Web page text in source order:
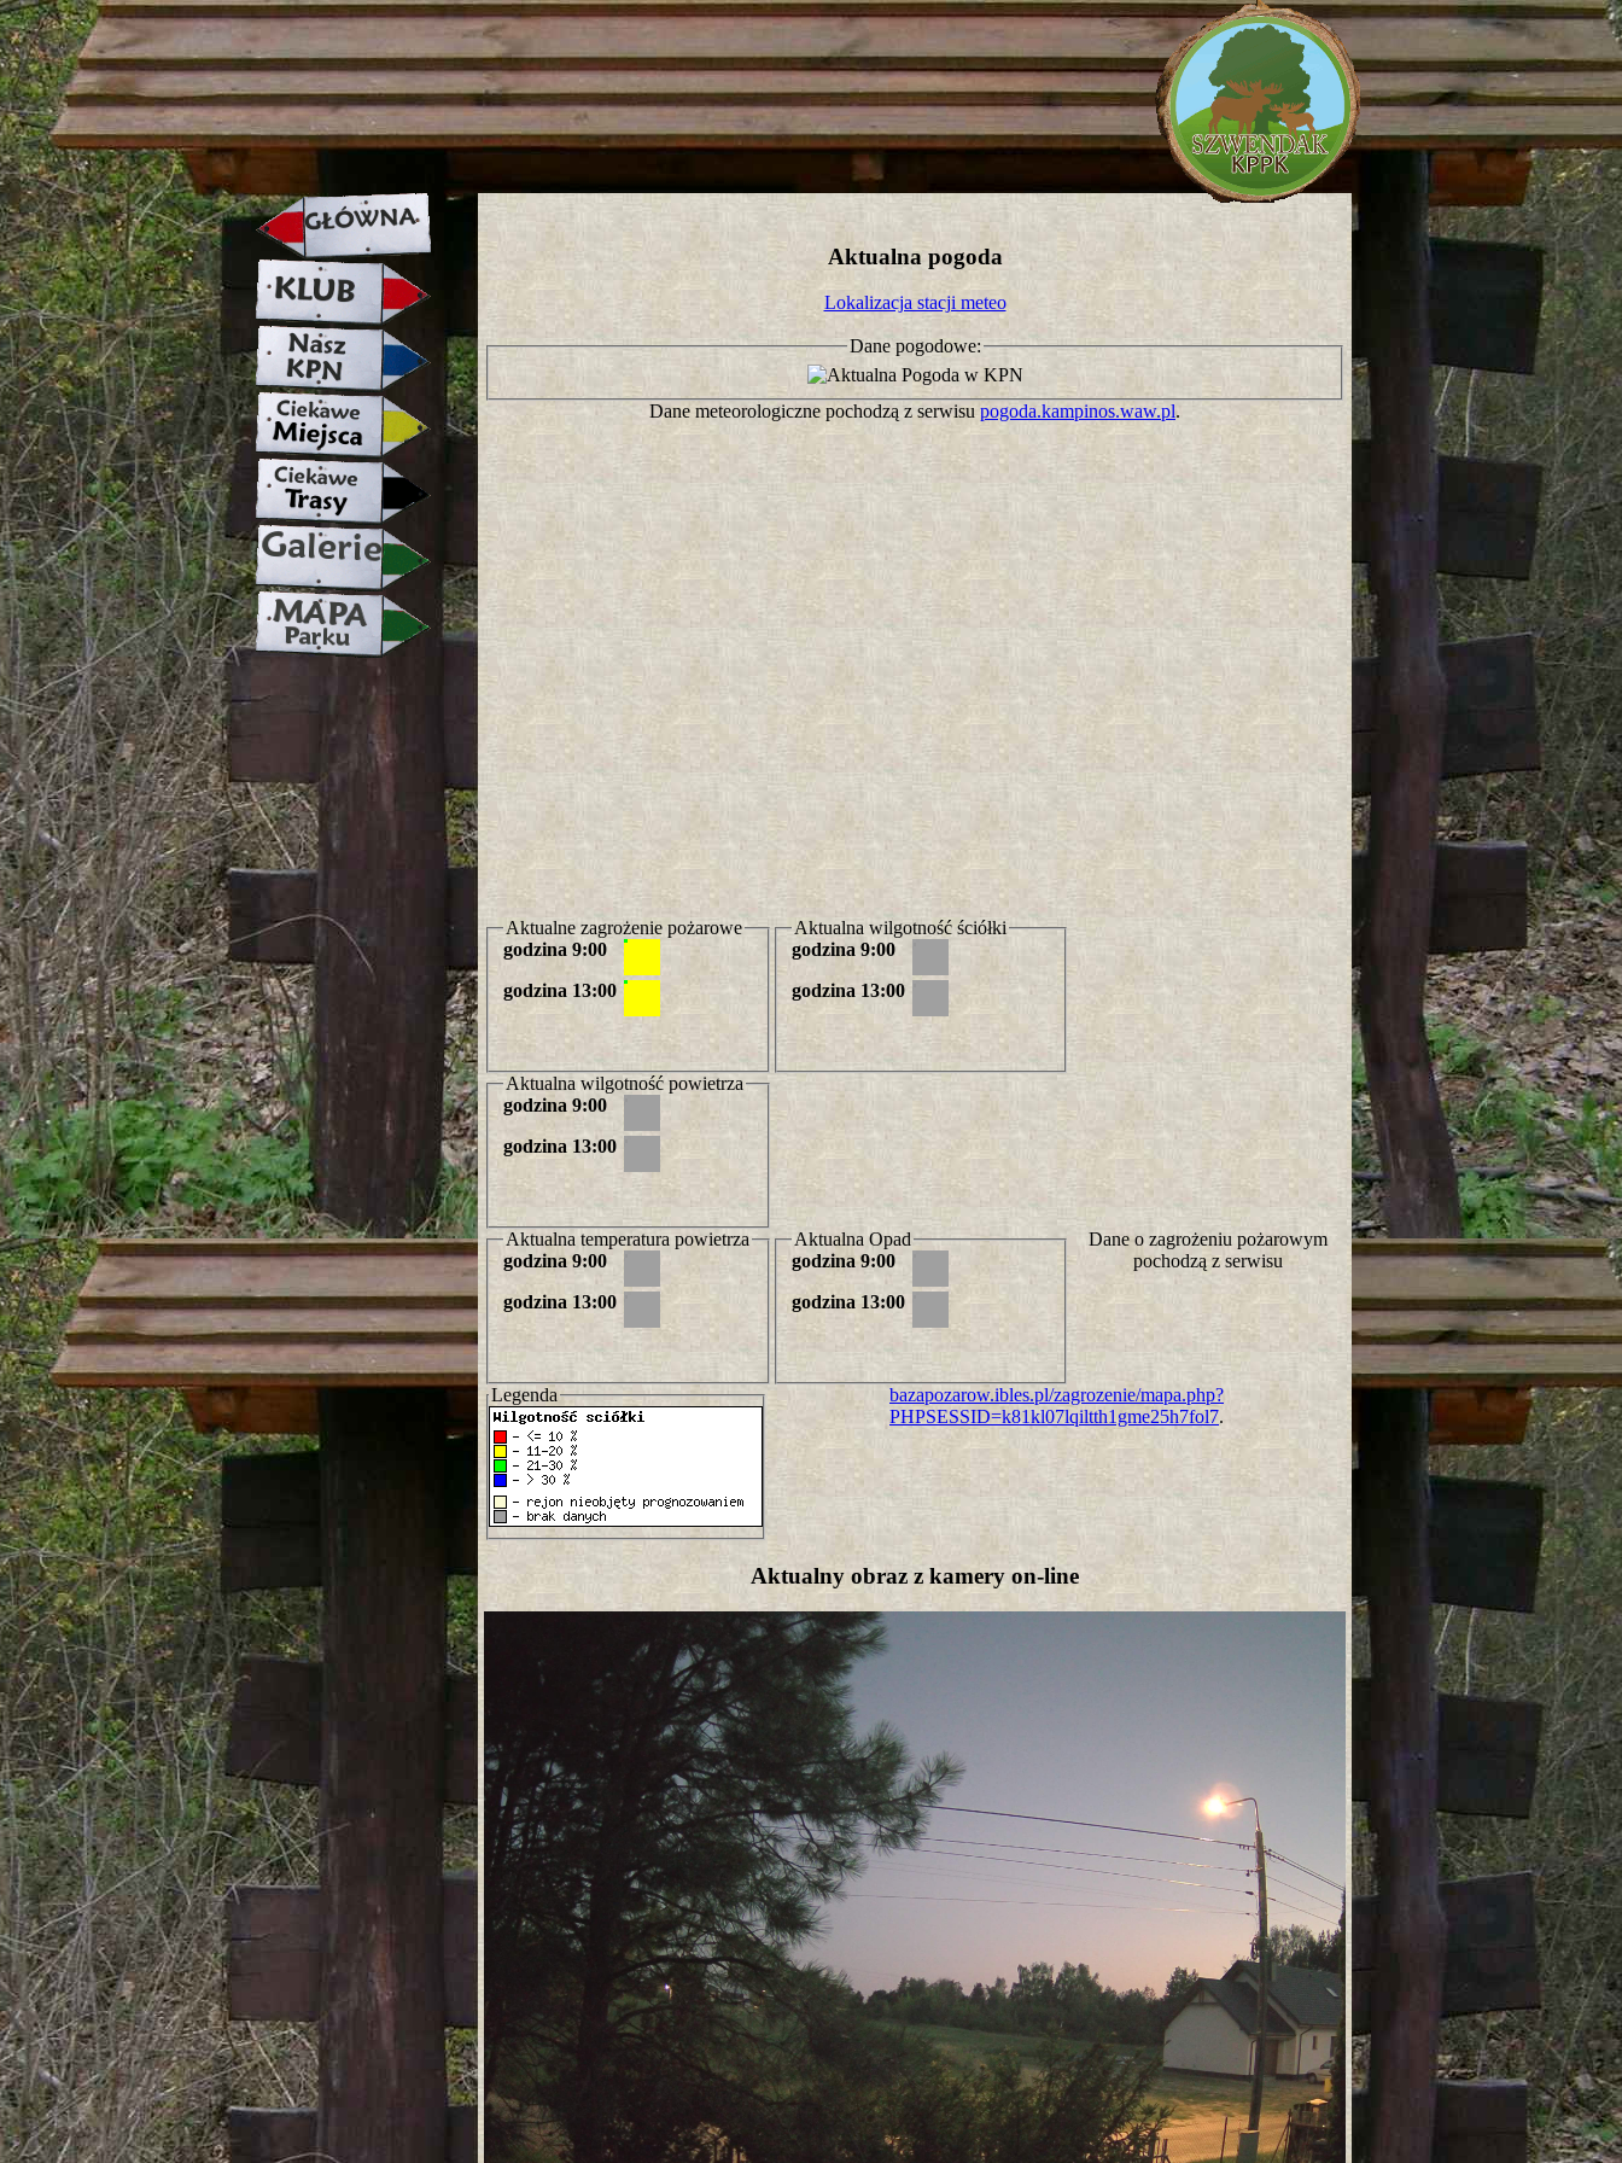
strona w naprawie zapraszamy jutro ;)
Aktualna pogoda
Lokalizacja stacji meteo
Dane pogodowe:
Dane meteorologiczne pochodzą z serwisu pogoda.kampinos.waw.pl.
Aktualne zagrożenie pożarowe
godzina 9:00
godzina 13:00
Aktualna wilgotność ściółki
godzina 9:00
godzina 13:00
Aktualna wilgotność powietrza
godzina 9:00
godzina 13:00
Aktualna temperatura powietrza
godzina 9:00
godzina 13:00
Aktualna Opad
godzina 9:00
godzina 13:00
Legenda
Dane o zagrożeniu pożarowym
pochodzą z serwisu
bazapozarow.ibles.pl/zagrozenie/mapa.php?
PHPSESSID=k81kl07lqiltth1gme25h7fol7.
Aktualny obraz z kamery on-line